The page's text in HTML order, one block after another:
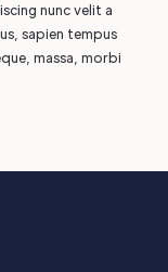
nunc velit a
sapien tempus
massa, morbi